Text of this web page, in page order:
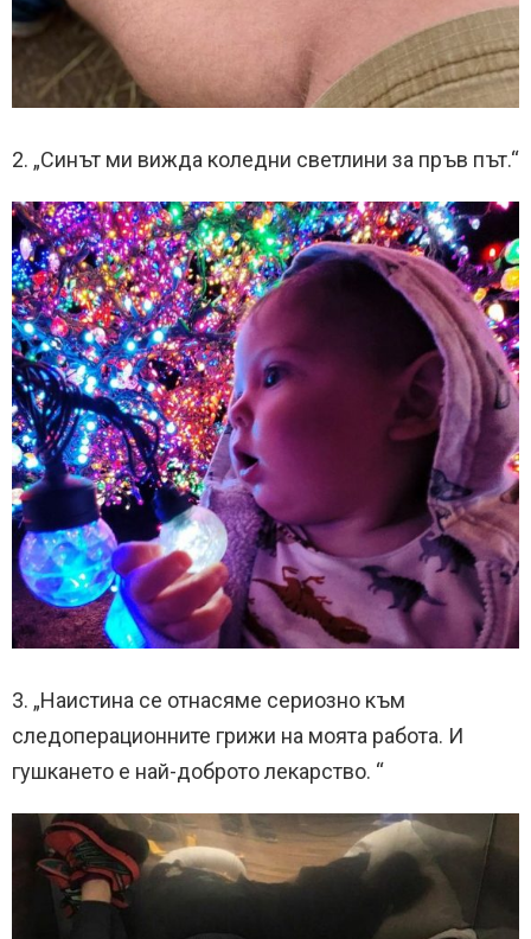
2. „Синът ми вижда коледни светлини за пръв път.“
3. „Наистина се отнасяме сериозно към
следоперационните грижи на моята работа. И
гушкането е най-доброто лекарство. “